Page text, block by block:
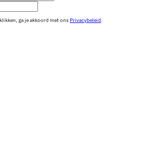
ga je akkoord met ons Privacybeleid.